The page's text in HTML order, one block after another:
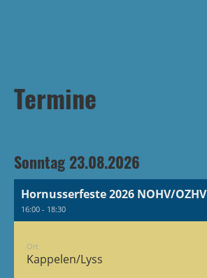
Termine
Sonntag 23.08.2026
Hornusserfeste 2026 NOHV/OZHV
16:00 - 18:30
Ort
Kappelen/Lyss